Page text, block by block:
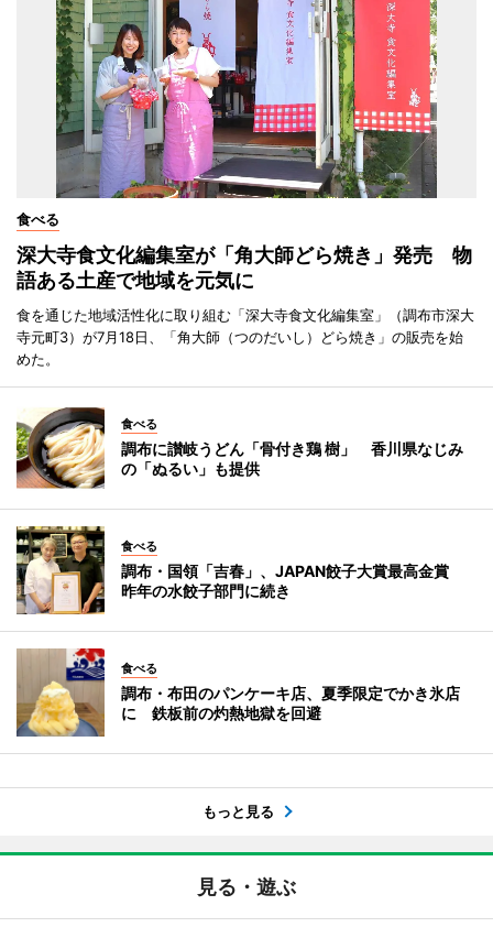
食べる
深大寺食文化編集室が「角大師どら焼き」発売 物
語ある土産で地域を元気に
食を通じた地域活性化に取り組む「深大寺食文化編集室」（調布市深大
寺元町3）が7月18日、「角大師（つのだいし）どら焼き」の販売を始
めた。
食べる
調布に讃岐うどん「骨付き鶏 樹」 香川県なじみ
の「ぬるい」も提供
食べる
調布・国領「吉春」、JAPAN餃子大賞最高金賞
昨年の水餃子部門に続き
食べる
調布・布田のパンケーキ店、夏季限定でかき氷店
に 鉄板前の灼熱地獄を回避
もっと見る
見る・遊ぶ